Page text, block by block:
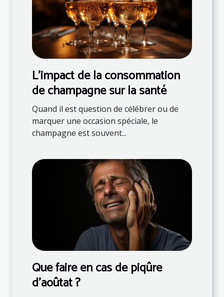
L'impact de la consommation
de champagne sur la santé
Quand il est question de célébrer ou de
marquer une occasion spéciale, le
champagne est souvent...
Que faire en cas de piqûre
d'aoûtat ?